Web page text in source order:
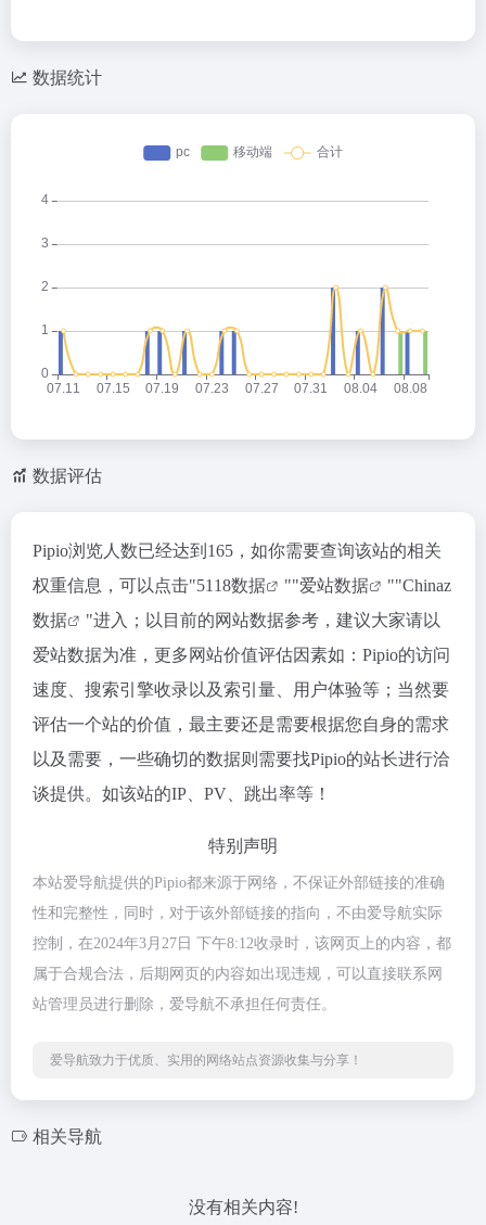
数据统计
数据评估
Pipio浏览人数已经达到165，如你需要查询该站的相关
权重信息，可以点击"5118数据 ""爱站数据 ""Chinaz
数据
"进入；以目前的网站数据参考，建议大家请以
爱站数据为准，更多网站价值评估因素如：Pipio的访问
速度、搜索引擎收录以及索引量、用户体验等；当然要
评估一个站的价值，最主要还是需要根据您自身的需求
以及需要，一些确切的数据则需要找Pipio的站长进行洽
谈提供。如该站的IP、PV、跳出率等！
特别声明
本站爱导航提供的Pipio都来源于网络，不保证外部链接的准确
性和完整性，同时，对于该外部链接的指向，不由爱导航实际
控制，在2024年3月27日 下午8:12收录时，该网页上的内容，都
属于合规合法，后期网页的内容如出现违规，可以直接联系网
站管理员进行删除，爱导航不承担任何责任。
爱导航致力于优质、实用的网络站点资源收集与分享！
相关导航
没有相关内容!